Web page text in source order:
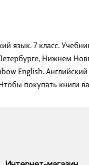
язык. 7 класс.
Нижнем
English.
покупать